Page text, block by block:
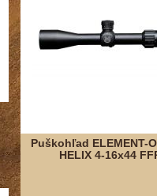
Puškohľad ELEMENT-
HELIX 4-16x44